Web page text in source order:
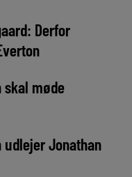
Derfor
skal møde
udlejer Jonathan